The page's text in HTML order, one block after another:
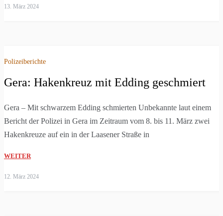
13. März 2024
Polizeiberichte
Gera: Hakenkreuz mit Edding geschmiert
Gera – Mit schwarzem Edding schmierten Unbekannte laut einem
Bericht der Polizei in Gera im Zeitraum vom 8. bis 11. März zwei
Hakenkreuze auf ein in der Laasener Straße in
WEITER
12. März 2024